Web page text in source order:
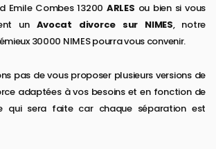
Emile Combes 13200ARLES ou bien si vous
unAvocat divorce sur NIMES, notre
30000 NIMES pourra vous convenir.
pas de vous proposer plusieurs versions de
adaptées à vos besoins et en fonction de
qui sera faite car chaque séparation est